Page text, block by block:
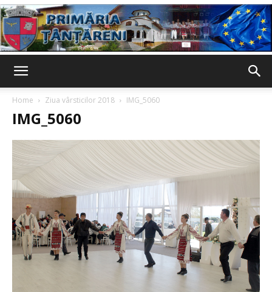
Home Ziua vârsticilor 2018 IMG_5060
IMG_5060